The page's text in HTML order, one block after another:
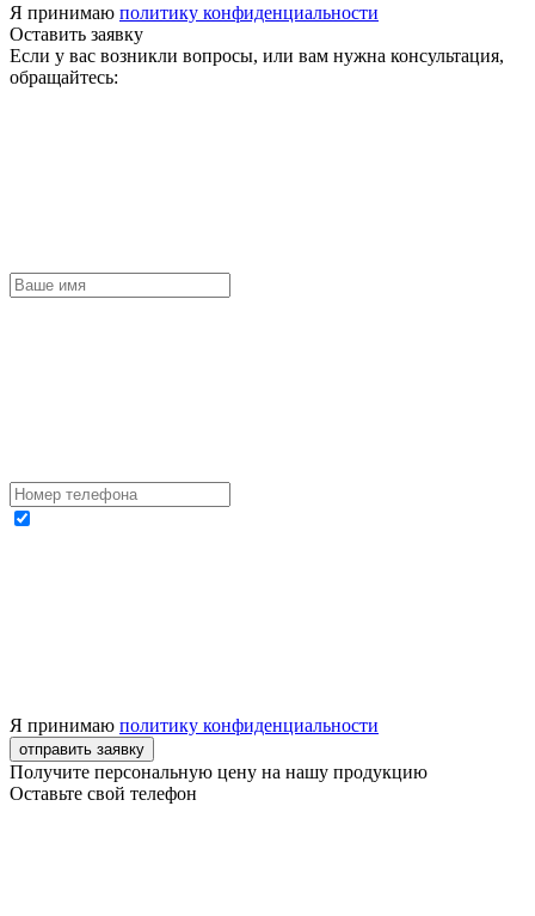
Я принимаю политику конфиденциальности
Оставить заявку
Если у вас возникли вопросы, или вам нужна консультация,
обращайтесь:
Я принимаю политику конфиденциальности
отправить заявку
Получите персональную цену на нашу продукцию
Оставьте свой телефон